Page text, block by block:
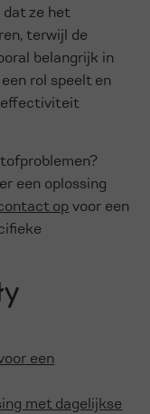
ze het
terwijl de
belangrijk in
rol speelt en
een oplossing
opvoor een
een
met dagelijkse